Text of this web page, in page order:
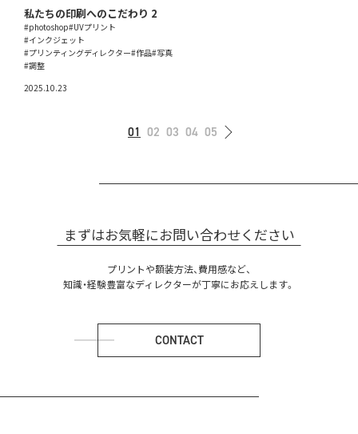
私たちの印刷へのこだわり 2
#photoshop#UVプリント
#インクジェット
#プリンティングディレクター#作品#写真
#調整
2025.10.23
01 02 03 04 05
まずはお気軽にお問い合わせください
プリントや額装方法、費用感など、
知識・経験豊富なディレクターが丁寧にお応えします。
CONTACT